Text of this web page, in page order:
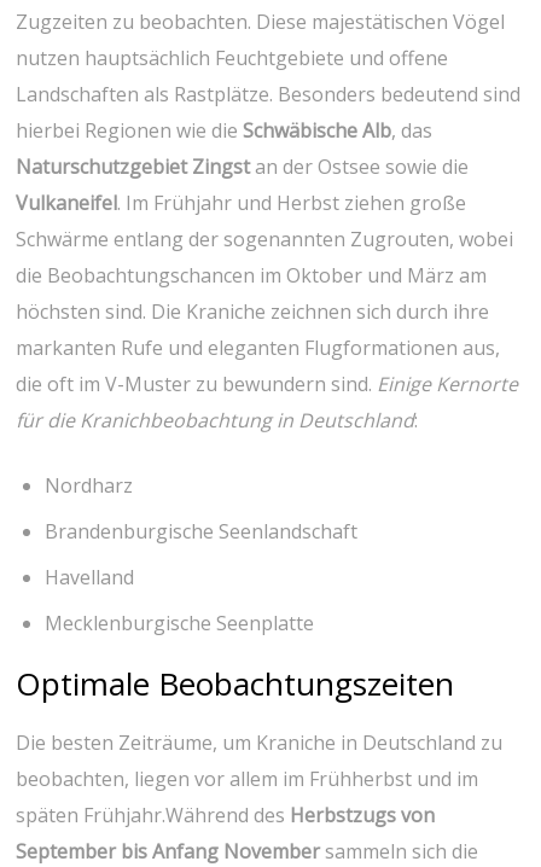
Zugzeiten ⁢zu beobachten. Diese majestätischen Vögel
nutzen hauptsächlich Feuchtgebiete und offene
Landschaften als Rastplätze. Besonders bedeutend sind
hierbei Regionen wie dieSchwäbische Alb, das
Naturschutzgebiet Zingstan der ⁤Ostsee⁢ sowie ⁣die
Vulkaneifel. Im Frühjahr und Herbst ziehen große
Schwärme entlang der sogenannten Zugrouten, wobei
die ‌Beobachtungschancen im Oktober ⁤und März am
höchsten⁤ sind. Die Kraniche zeichnen ‍sich durch ihre
markanten Rufe und⁢ eleganten Flugformationen aus,
die oft im V-Muster zu bewundern sind. Einige Kernorte
für die Kranichbeobachtung in Deutschland:
Nordharz
Brandenburgische Seenlandschaft
Havelland
Mecklenburgische⁣ Seenplatte
Optimale⁢ Beobachtungszeiten
Die besten Zeiträume, um Kraniche in Deutschland zu
beobachten, liegen vor ‌allem im Frühherbst und im
späten Frühjahr.Während des Herbstzugs von
September bis Anfang Novembersammeln sich die